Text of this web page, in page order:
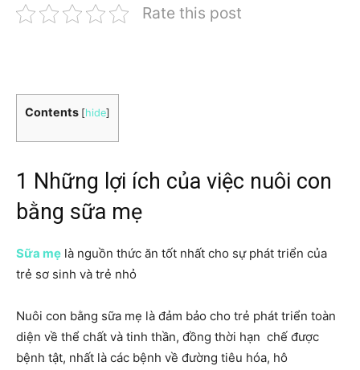
Rate this post
Contents [hide]
1 Những lợi ích của việc nuôi con
bằng sữa mẹ
Sữa mẹ là nguồn thức ăn tốt nhất cho sự phát triển của
trẻ sơ sinh và trẻ nhỏ
Nuôi con bằng sữa mẹ là đảm bảo cho trẻ phát triển toàn
diện về thể chất và tinh thần, đồng thời hạn chế được
bệnh tật, nhất là các bệnh về đường tiêu hóa, hô